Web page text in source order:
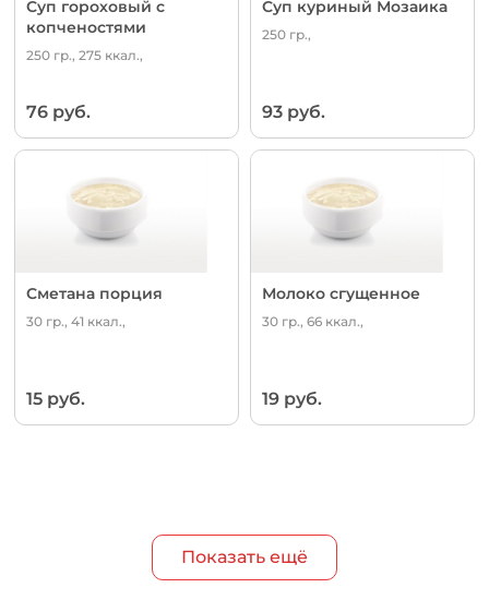
Суп гороховый с
копченостями
250 гр., 275 ккал.,
76 руб.
Суп куриный Мозаика
250 гр.,
93 руб.
Сметана порция
30 гр., 41 ккал.,
15 руб.
Молоко сгущенное
30 гр., 66 ккал.,
19 руб.
Показать ещё